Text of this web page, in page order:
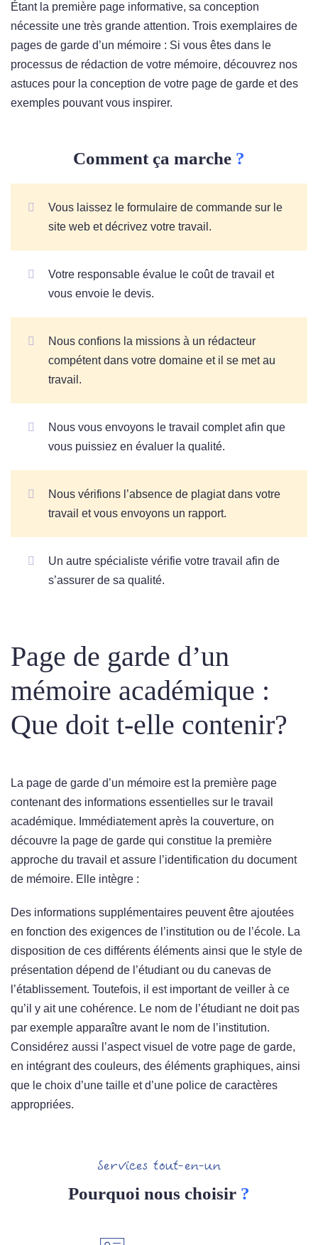
Étant la première page informative, sa conception
nécessite une très grande attention. Trois exemplaires de
pages de garde d’un mémoire : Si vous êtes dans le
processus de rédaction de votre mémoire, découvrez nos
astuces pour la conception de votre page de garde et des
exemples pouvant vous inspirer.
Comment ça marche ?
Vous laissez le formulaire de commande sur le
site web et décrivez votre travail.
Votre responsable évalue le coût de travail et
vous envoie le devis.
Nous confions la missions à un rédacteur
compétent dans votre domaine et il se met au
travail.
Nous vous envoyons le travail complet afin que
vous puissiez en évaluer la qualité.
Nous vérifions l’absence de plagiat dans votre
travail et vous envoyons un rapport.
Un autre spécialiste vérifie votre travail afin de
s’assurer de sa qualité.
Page de garde d’un
mémoire académique :
Que doit t-elle contenir?
La page de garde d’un mémoire est la première page
contenant des informations essentielles sur le travail
académique. Immédiatement après la couverture, on
découvre la page de garde qui constitue la première
approche du travail et assure l’identification du document
de mémoire. Elle intègre :
Des informations supplémentaires peuvent être ajoutées
en fonction des exigences de l’institution ou de l’école. La
disposition de ces différents éléments ainsi que le style de
présentation dépend de l’étudiant ou du canevas de
l’établissement. Toutefois, il est important de veiller à ce
qu’il y ait une cohérence. Le nom de l’étudiant ne doit pas
par exemple apparaître avant le nom de l’institution.
Considérez aussi l’aspect visuel de votre page de garde,
en intégrant des couleurs, des éléments graphiques, ainsi
que le choix d’une taille et d’une police de caractères
appropriées.
Services tout-en-un
Pourquoi nous choisir ?